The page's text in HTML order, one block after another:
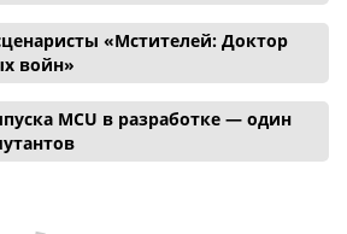
«Мстителей: Доктор
войн»
MCU в разработке — один